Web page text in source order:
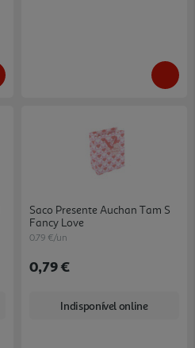
Saco Presente Auchan Tam S
Fancy Love
0.79 €/un
0,79 €
Indisponível online